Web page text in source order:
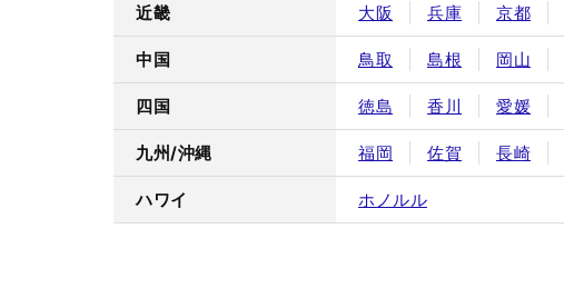
近畿 大阪 兵庫 京都
中国 鳥取 島根 岡山
四国 徳島 香川 愛媛
九州/沖縄 福岡 佐賀 長崎
ハワイ ホノルル